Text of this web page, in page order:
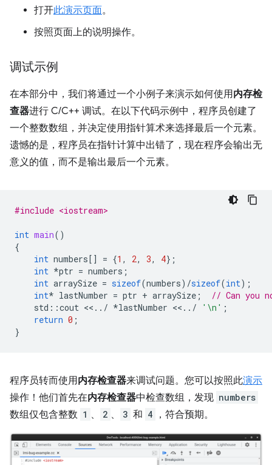
打开此演示页面。
按照页面上的说明操作。
调试示例
在本部分中，我们将通过一个小例子来演示如何使用内存检
查器进行 C/C++ 调试。在以下代码示例中，程序员创建了
一个整数数组，并决定使用指针算术来选择最后一个元素。
遗憾的是，程序员在指针计算中出错了，现在程序会输出无
意义的值，而不是输出最后一个元素。
#include <iostream>
int main()
{
int numbers [] = {1 , 2, 3, 4};
int *ptr = numbers ;
int arraySize = sizeof(numbers) /sizeof(int);
int* lastNumber = ptr + arraySize ;
// Can you
std ::cout << .. / *lastNumber << .. / '\n' ;
return 0 ;
}
程序员转而使用内存检查器来调试问题。您可以按照此演示
操作！他们首先在内存检查器中检查数组，发现 numbers
数组仅包含整数 1 、 2 、 3 和 4 ，符合预期。